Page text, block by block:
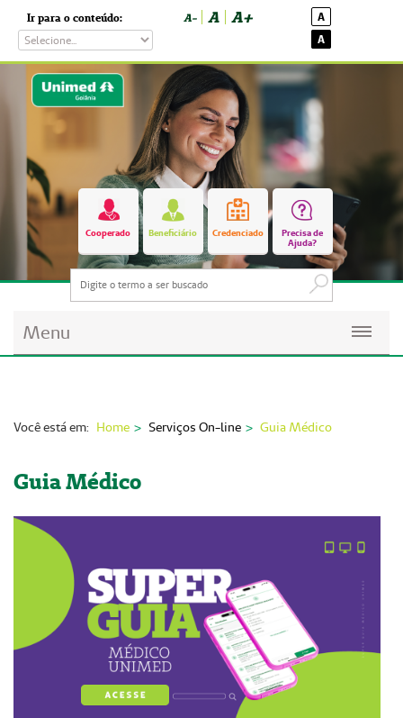
Ir para o conteúdo: A- A A+
A
A
Cooperado Beneficiário Credenciado
Precisa de
Ajuda?
Menu
Imprensa
Institucional
Fale Conosco
ANS
Você está em: Home Serviços On-line Guia Médico
Guia Médico